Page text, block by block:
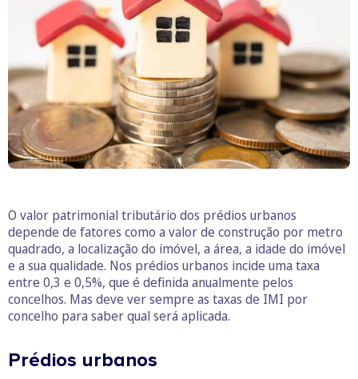
O valor patrimonial tributário dos prédios urbanos
depende de fatores como a valor de construção por metro
quadrado, a localização do imóvel, a área, a idade do imóvel
e a sua qualidade. Nos prédios urbanos incide uma taxa
entre 0,3 e 0,5%, que é definida anualmente pelos
concelhos. Mas deve ver sempre as taxas de IMI por
concelho para saber qual será aplicada.
Prédios urbanos